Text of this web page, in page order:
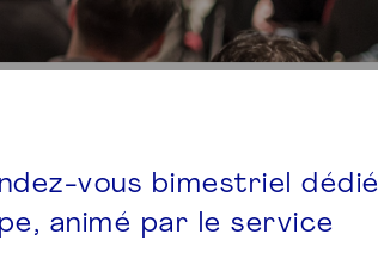
vous bimestriel dédié
animé par le service